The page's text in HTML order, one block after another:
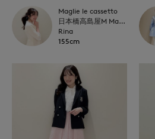
Maglie le cassetto
日本橋高島屋M Maglie le cassetto
Rina
155cm